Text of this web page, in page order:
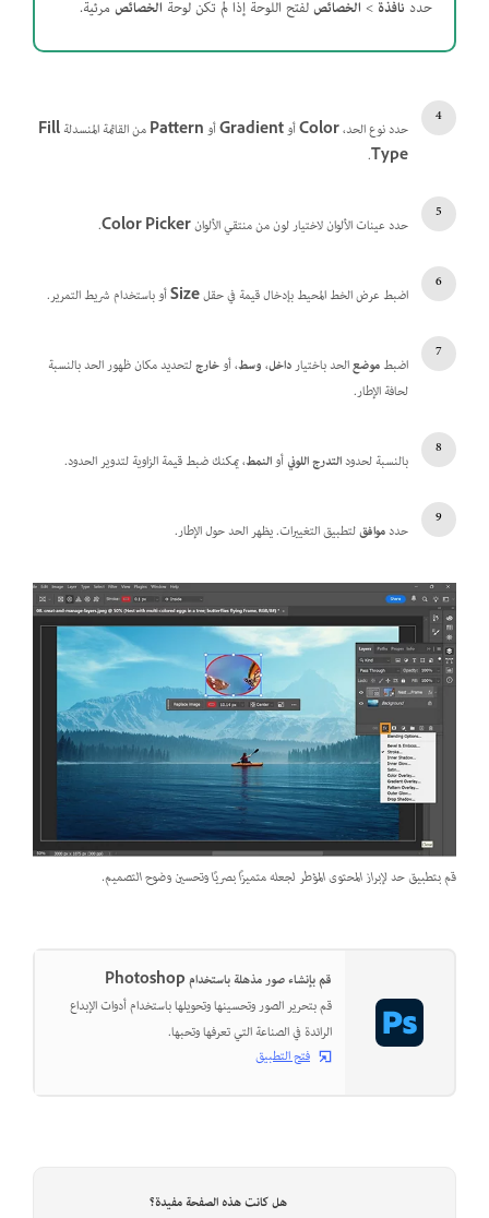
حدد نافذة>الخصائصلفتح اللوحة إذا لم تكن لوحة الخصائصمرئية.
حدد نوع الحد،ColorأوGradientأوPatternمن القائمة المنسدلةFill
Type
.
حدد عينات الألوان لاختيار لون من منتقي الألوانColor Picker
.
اضبط عرض الخط المحيط بإدخال قيمة في حقل أو باستخدام شريط التمرير.
اضبطموضعالحد باختيارداخل،وسط، أوخارجلتحديد مكان ظهور الحد بالنسبة
لحافة الإطار.
بالنسبة لحدودالتدرج اللونيأوالنمط، يمكنك ضبط قيمة الزاوية لتدوير الحدود.
حددموافقلتطبيق التغييرات. يظهر الحد حول الإطار.
قم بتطبيق حد لإبراز المحتوى المؤطر لجعله متميزًا بصريًا وتحسين وضوح التصميم.
قم بإنشاء صور مذهلة باستخدام Photoshop
قم بتحرير الصور وتحسينها وتحويلها باستخدام أدوات الإبداع
الرائدة في الصناعة التي تعرفها وتحبها.
فتح التطبيق
هل كانت هذه الصفحة مفيدة؟